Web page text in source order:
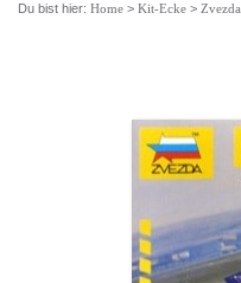
Du bist hier:Home >Kit-Ecke > Zvezda